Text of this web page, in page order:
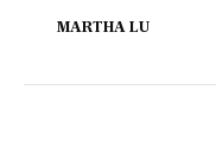
MARTHA LU